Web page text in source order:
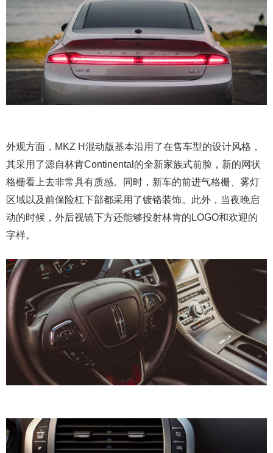
外观方面，MKZ H混动版基本沿用了在售车型的设计风格，
其采用了源自林肯Continental的全新家族式前脸，新的网状
格栅看上去非常具有质感。同时，新车的前进气格栅、雾灯
区域以及前保险杠下部都采用了镀铬装饰。此外，当夜晚启
动的时候，外后视镜下方还能够投射林肯的LOGO和欢迎的
字样。